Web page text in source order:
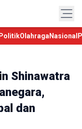
PolitikOlahraga Nasional
Shinawatra
dan